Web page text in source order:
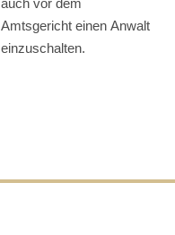
auch vor dem
Amtsgericht einen Anwalt
einzuschalten.